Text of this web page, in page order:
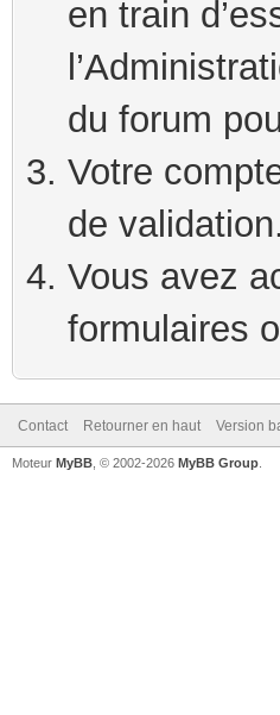
en train
du forum
Votre
de validation.
Vous avez
formulaires
Contact Retourner en haut Version
Moteur MyBB , © 2002-2026 MyBB Group